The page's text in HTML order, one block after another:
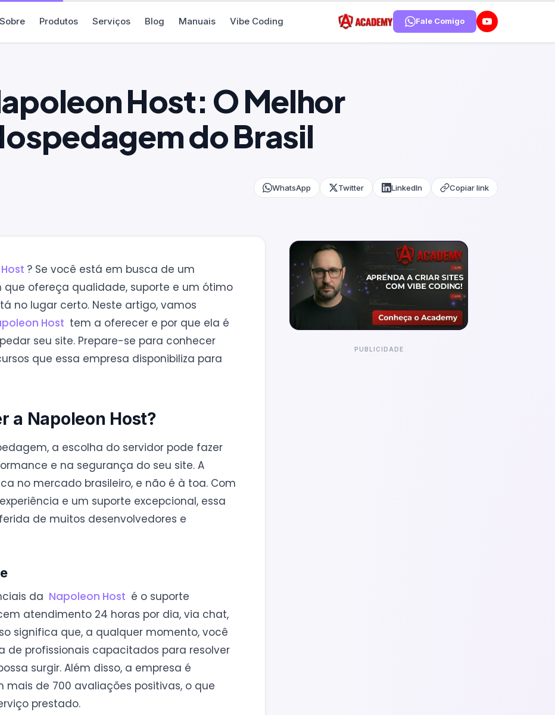
Sobre Produtos Serviços Blog Manuais Vibe Coding Fale Comigo
Host: O Melhor
do Brasil
WhatsApp Twitter LinkedIn Copiar link
? Se você está em busca de um
que ofereça qualidade, suporte e um ótimo
no lugar certo. Neste artigo, vamos
Host tem a oferecer e por que ela é
seu site. Prepare-se para conhecer
que essa empresa disponibiliza para
a Napoleon Host?
a escolha do servidor pode fazer
e na segurança do seu site. A
no mercado brasileiro, e não é à toa. Com
e um suporte excepcional, essa
de muitos desenvolvedores e
da Napoleon Host é o suporte
atendimento 24 horas por dia, via chat,
significa que, a qualquer momento, você
de profissionais capacitados para resolver
surgir. Além disso, a empresa é
de 700 avaliações positivas, o que
prestado.